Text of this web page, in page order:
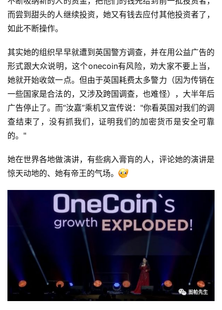
而尝到甜头的人继续投资，她又有钱去应付其他投资者了，
如此不断操作。
其实她的组织早早就遭到英国警方调查，并在用公益广告的
形式跟大众说明，这个onecoin有风险，劝大家不要上当，
她就开始收敛一点。但由于英国耗费太多警力（因为传销在
一些国家是合法的，又涉及跨国调查，也难怪），大半年后
广告停止了。而“汝嘉”乘机又宣传说："你看英国对我们的调
查结束了，没有抓我们，证明我们的加密货币是安全可靠
的。"
她在世界各地做演讲，有些病入膏肓的人，评论她的演讲是
惊天动地的、她有帝王的气场。